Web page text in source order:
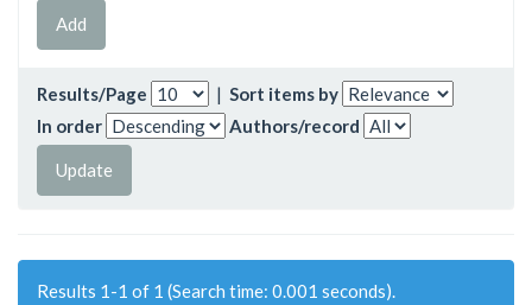
Results/Page | Sort items by
In order
Authors/record
Results 1-1 of 1 (Search time: 0.001 seconds).